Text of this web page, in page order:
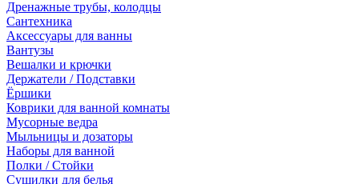
Дренажные трубы, колодцы
Сантехника
Аксессуары для ванны
Вантузы
Вешалки и крючки
Держатели / Подставки
Ёршики
Коврики для ванной комнаты
Мусорные ведра
Мыльницы и дозаторы
Наборы для ванной
Полки / Стойки
Сушилки для белья